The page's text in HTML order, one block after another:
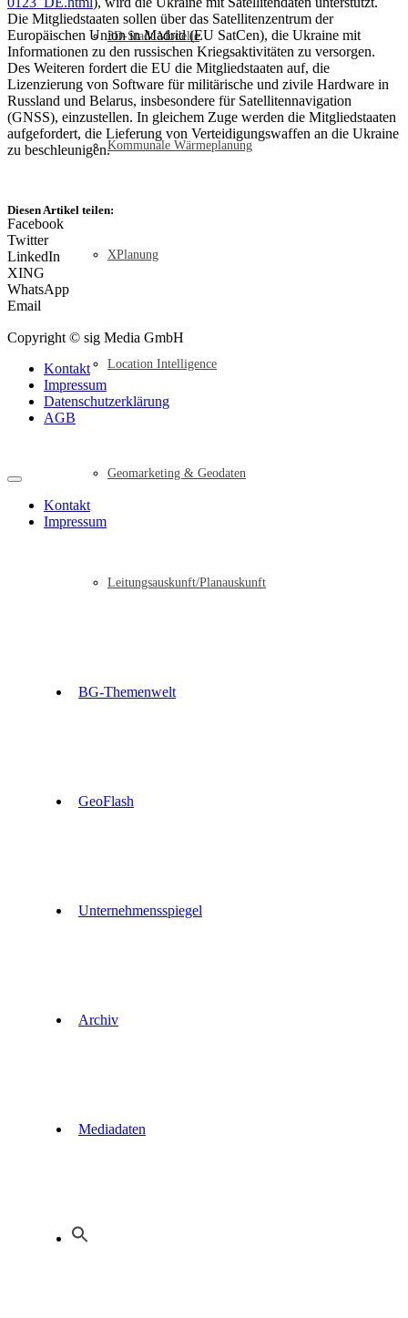
3D-Stadt Modelle
Kommunale Wärmeplanung
XPlanung
Location Intelligence
Geomarketing & Geodaten
Leitungsauskunft/Planauskunft
BG-Themenwelt
GeoFlash
Unternehmensspiegel
Archiv
Mediadaten
Die Mitgliedstaaten sollen über das Satellitenzentrum der
Europäischen Union in Madrid (EU SatCen), die Ukraine mit
Informationen zu den russischen Kriegsaktivitäten zu versorgen.
Des Weiteren fordert die EU die Mitgliedstaaten auf, die
Lizenzierung von Software für militärische und zivile Hardware in
Russland und Belarus, insbesondere für Satellitennavigation
(GNSS), einzustellen. In gleichem Zuge werden die Mitgliedstaaten
aufgefordert, die Lieferung von Verteidigungswaffen an die Ukraine
zu beschleunigen.
Diesen Artikel teilen:
Facebook
Twitter
LinkedIn
XING
WhatsApp
Email
Copyright © sig Media GmbH
Kontakt
Impressum
Datenschutzerklärung
AGB
Kontakt
Impressum